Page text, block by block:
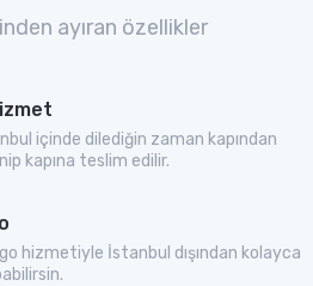
ayıran özellikler
içinde dilediğin zaman kapından
kapına teslim edilir.
hizmetiyle İstanbul dışından kolayca